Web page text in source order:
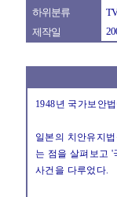
하위분류
TV
제작일
1948년 국가보안
일본의 치안유지
는 점을 살펴보고
사건을 다루었다.